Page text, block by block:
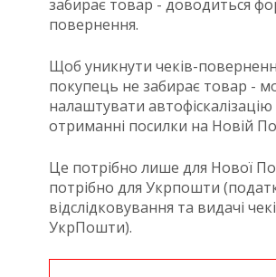
забирає товар - доводиться
повернення.
Щоб уникнути чеків-
покупець не забирає товар -
налаштувати автофіскалізацію
отриманні посилки на Новій
Це потрібно лише для Нової
потрібно для Укрпошти
відслідковування та видачі
УкрПошти).